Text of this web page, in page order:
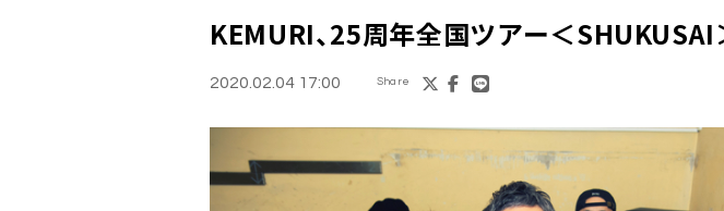
KEMURI、25周年全国ツアー＜
2020.02.04 17:00 Share